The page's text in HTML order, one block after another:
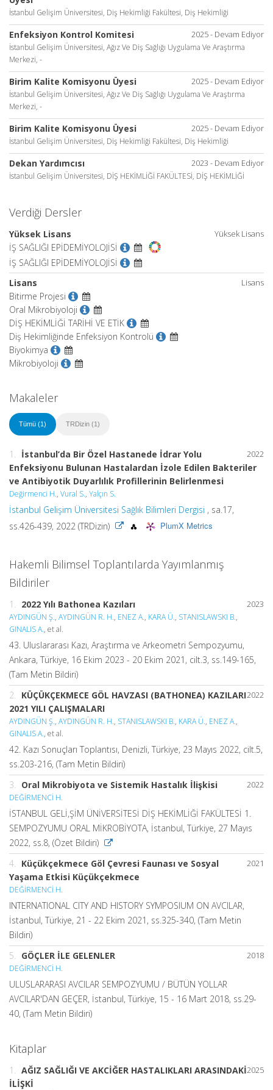
İstanbul Gelişim Üniversitesi, Diş Hekimliği Fakültesi, Diş Hekimliği
2025 - Devam Ediyor
Enfeksiyon Kontrol Komitesi
İstanbul Gelişim Üniversitesi, Ağız Ve Diş Sağlığı Uygulama Ve Araştırma
Merkezi, -
2025 - Devam Ediyor
Birim Kalite Komisyonu Üyesi
İstanbul Gelişim Üniversitesi, Ağız Ve Diş Sağlığı Uygulama Ve Araştırma
Merkezi, -
2025 - Devam Ediyor
Birim Kalite Komisyonu Üyesi
İstanbul Gelişim Üniversitesi, Diş Hekimliği Fakültesi, Diş Hekimliği
2023 - Devam Ediyor
Dekan Yardımcısı
İstanbul Gelişim Üniversitesi, DİŞ HEKİMLİĞİ FAKÜLTESİ, DİŞ HEKİMLİĞİ
Verdiği Dersler
Yüksek Lisans
Yüksek Lisans
İŞ SAĞLIĞI EPİDEMİYOLOJİSİ
İŞ SAĞLIĞI EPİDEMİYOLOJİSİ
Lisans
Lisans
Bitirme Projesi
Oral Mikrobiyoloji
DİŞ HEKİMLİĞİ TARİHİ VE ETİK
Diş Hekimliğinde Enfeksiyon Kontrolü
Biyokimya
Mikrobiyoloji
Makaleler
Tümü (1) TRDizin (1)
2022
1.
İstanbul’da Bir Özel Hastanede İdrar Yolu
Enfeksiyonu Bulunan Hastalardan İzole Edilen Bakteriler
ve Antibiyotik Duyarlılık Profillerinin Belirlenmesi
Değirmenci H., Vural S., Yalçın S.
İstanbul Gelişim Üniversitesi Sağlık Bilimleri Dergisi , sa.17,
ss.426-439, 2022 (TRDizin)
PlumX Metrics
Hakemli Bilimsel Toplantılarda Yayımlanmış
Bildiriler
2023
1. 2022 Yılı Bathonea Kazıları
AYDINGÜN Ş., AYDINGÜN R. H., ENEZ A., KARA Ü., STANISLAWSKI B.,
GINALIS A., et al.
43. Uluslararası Kazı, Araştırma ve Arkeometri Sempozyumu,
Ankara, Türkiye, 16 Ekim 2023 - 20 Ekim 2021, cilt.3, ss.149-165,
(Tam Metin Bildiri)
2022
2.
KÜÇÜKÇEKMECE GÖL HAVZASI (BATHONEA) KAZILARI
2021 YILI ÇALIŞMALARI
AYDINGÜN Ş., AYDINGÜN R. H., STANISLAWSKI B., KARA Ü., ENEZ A.,
GINALIS A., et al.
42. Kazı Sonuçları Toplantısı, Denizli, Türkiye, 23 Mayıs 2022, cilt.5,
ss.203-216, (Tam Metin Bildiri)
2022
3. Oral Mikrobiyota ve Sistemik Hastalık İlişkisi
DEĞİRMENCİ H.
İSTANBUL GELİ,ŞİM ÜNİVERSİTESİ DİŞ HEKİMLİĞİ FAKÜLTESİ 1.
SEMPOZYUMU ORAL MİKROBİYOTA, İstanbul, Türkiye, 27 Mayıs
2022, ss.8, (Özet Bildiri)
2021
4.
Küçükçekmece Göl Çevresi Faunası ve Sosyal
Yaşama Etkisi Küçükçekmece
DEĞİRMENCİ H.
INTERNATIONAL CITY AND HISTORY SYMPOSIUM ON AVCILAR,
İstanbul, Türkiye, 21 - 22 Ekim 2021, ss.325-340, (Tam Metin
Bildiri)
2018
5. GÖÇLER İLE GELENLER
DEĞİRMENCİ H.
ULUSLARARASI AVCILAR SEMPOZYUMU / BÜTÜN YOLLAR
AVCILAR'DAN GEÇER, İstanbul, Türkiye, 15 - 16 Mart 2018, ss.29-
40, (Tam Metin Bildiri)
Kitaplar
2025
1.
AĞIZ SAĞLIĞI VE AKCİĞER HASTALIKLARI ARASINDAKİ
İLİŞKİ